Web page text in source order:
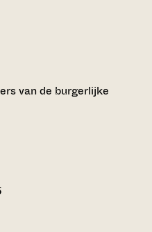
van de burgerlijke